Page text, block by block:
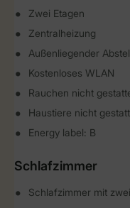
Zwei Etagen
Zentralheizung
Außenliegender
Kostenloses WLAN
Rauchen nicht
Haustiere nicht
Energy label: B
Schlafzimmer
Schlafzimmer mit